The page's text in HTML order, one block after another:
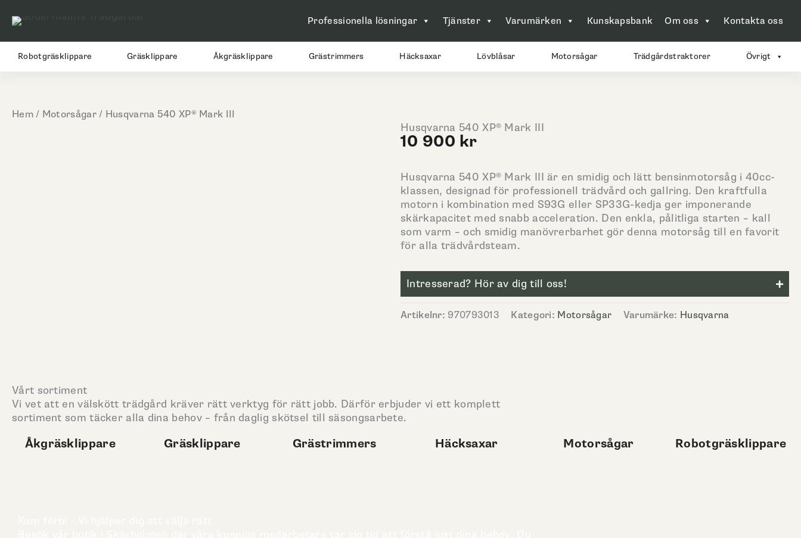
till
Professionella lösningar Tjänster Varumärken Kunskapsbank Om oss Kontakta oss
Robotgräsklippare Gräsklippare Åkgräsklippare Grästrimmers Häcksaxar Lövblåsar Motorsågar Trädgårdstraktorer Övrigt
Hem/ Motorsågar/ Husqvarna 540 XP® Mark III
Husqvarna 540 XP® Mark III
10 900 kr
Husqvarna 540 XP® Mark III är en smidig och lätt bensinmotorsåg i 40cc-
klassen, designad för professionell trädvård och gallring. Den kraftfulla
motorn i kombination med S93G eller SP33G-kedja ger imponerande
skärkapacitet med snabb acceleration. Den enkla, pålitliga starten – kall
som varm – och smidig manövrerbarhet gör denna motorsåg till en favorit
för alla trädvårdsteam.
Intresserad? Hör av dig till oss!
Artikelnr: 970793013 Kategori: Motorsågar Varumärke: Husqvarna
Vårt sortiment
Vi vet att en välskött trädgård kräver rätt verktyg för rätt jobb. Därför erbjuder vi ett komplett
sortiment som täcker alla dina behov – från daglig skötsel till säsongsarbete.
Åkgräsklippare Gräsklippare Grästrimmers Häcksaxar Motorsågar Robotgräsklippare